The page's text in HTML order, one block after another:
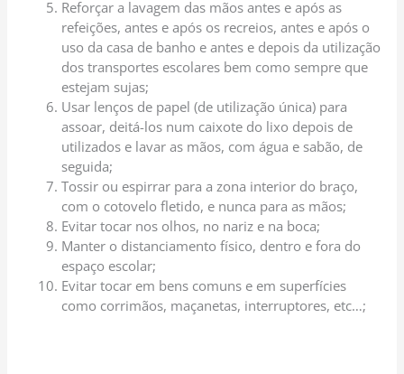
Reforçar a lavagem das mãos antes e após as
refeições, antes e após os recreios, antes e após o
uso da casa de banho e antes e depois da utilização
dos transportes escolares bem como sempre que
estejam sujas;
Usar lenços de papel (de utilização única) para
assoar, deitá-los num caixote do lixo depois de
utilizados e lavar as mãos, com água e sabão, de
seguida;
Tossir ou espirrar para a zona interior do braço,
com o cotovelo fletido, e nunca para as mãos;
Evitar tocar nos olhos, no nariz e na boca;
Manter o distanciamento físico, dentro e fora do
espaço escolar;
Evitar tocar em bens comuns e em superfícies
como corrimãos, maçanetas, interruptores, etc…;